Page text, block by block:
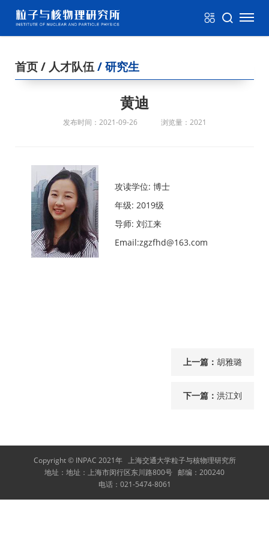
首页/ 人才队伍/ 研究生
黄迪
发布时间：2021-09-26 浏览量：2021
攻读学位: 博士
年级: 2019级
导师: 刘江来
Email:zgzfhd@163.com
上一篇： 胡雅璐
下一篇： 洪江刘
Copyright © INPAC 2021年
上海交通大学粒子与核物理研究所
地址： 地址：上海市闵行区东川路800号 邮编： 200240
电话： 021-5474-8061